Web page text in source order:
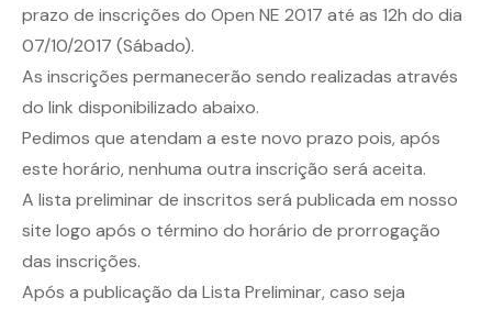
prazo de inscrições do Open NE 2017 até as 12h do dia
07/10/2017 (Sábado).
As inscrições permanecerão sendo realizadas através
do link disponibilizado abaixo.
Pedimos que atendam a este novo prazo pois, após
este horário, nenhuma outra inscrição será aceita.
A lista preliminar de inscritos será publicada em nosso
site logo após o término do horário de prorrogação
das inscrições.
Após a publicação da Lista Preliminar, caso seja